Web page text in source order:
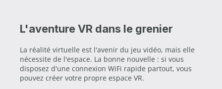
L'aventure VR dans le grenier
La réalité virtuelle est l'avenir du jeu vidéo, mais elle
nécessite de l'espace. La bonne nouvelle : si vous
disposez d'une connexion WiFi rapide partout, vous
pouvez créer votre propre espace VR.